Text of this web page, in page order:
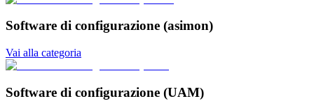
Software di configurazione (asimon)
Vai alla categoria
Software di configurazione (UAM)